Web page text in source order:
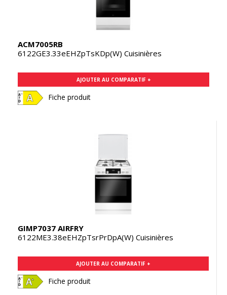
ACM7005RB
6122GE3.33eEHZpTsKDp(W) Cuisinières
AJOUTER AU COMPARATIF +
Fiche produit
GIMP7037 AIRFRY
6122ME3.38eEHZpTsrPrDpA(W) Cuisinières
AJOUTER AU COMPARATIF +
Fiche produit